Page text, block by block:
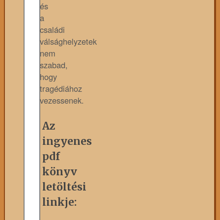
és
a
családi
válsághelyzetek
nem
szabad,
hogy
tragédiához
vezessenek.
Az
ingyenes
pdf
könyv
letöltési
linkje: